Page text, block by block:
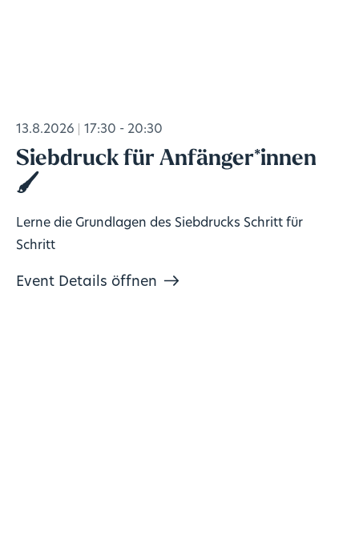
13.8.2026 17:30 - 20:30
Siebdruck für Anfänger*innen
🖌️
Lerne die Grundlagen des Siebdrucks Schritt für
Schritt
Event Details öffnen